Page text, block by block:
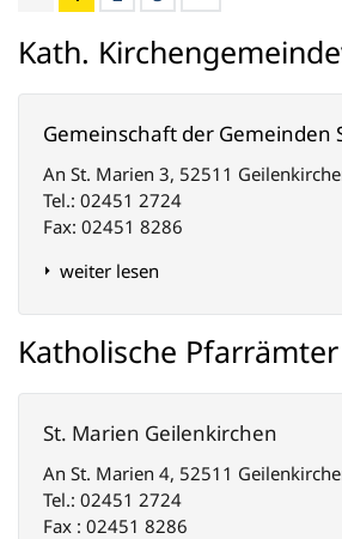
Kath.
Gemeinschaft der Gemeinden
An St. Marien 3, 52511
Tel.: 02451 2724
Fax: 02451 8286
weiter lesen
Katholische Pfarrämter
St. Marien Geilenkirchen
An St. Marien 4, 52511
Tel.: 02451 2724
Fax : 02451 8286